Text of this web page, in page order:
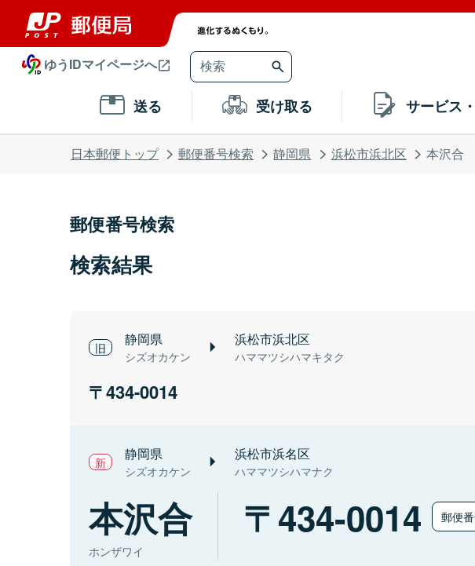
ゆうIDマイページへ
送る 受け取る サービス
日本郵便トップ 郵便番号検索 静岡県 浜松市浜北区 本沢合
郵便番号検索
検索結果
静岡県
シズオカケン
浜松市浜北区
ハママツシハマキタク
434-0014
静岡県
シズオカケン
浜松市浜名区
ハママツシハマナク
本沢合
ホンザワイ
434-0014 郵便